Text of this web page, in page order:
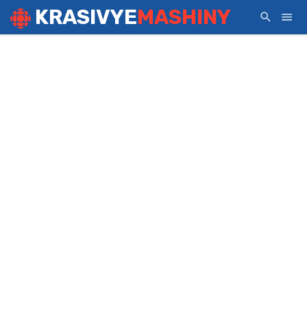
KRASIVYEMASHINY